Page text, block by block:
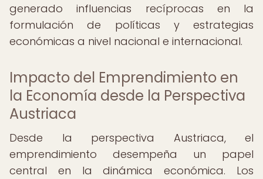
generado influencias recíprocas en la
formulación de políticas y estrategias
económicas a nivel nacional e internacional.
Impacto del Emprendimiento en
la Economía desde la Perspectiva
Austriaca
Desde la perspectiva Austriaca, el
emprendimiento desempeña un papel
central en la dinámica económica. Los